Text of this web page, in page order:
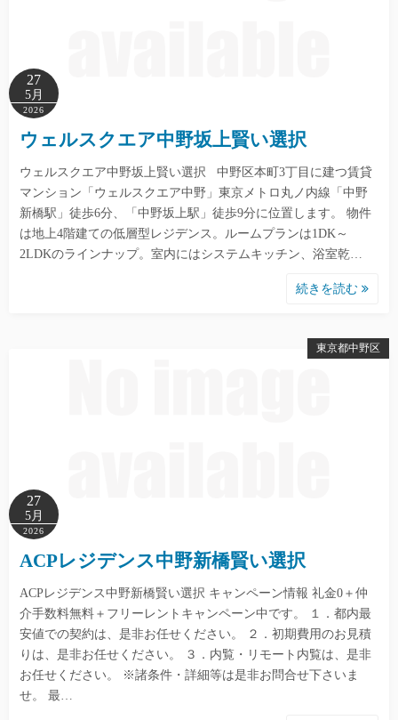
27
5月
2026
ウェルスクエア中野坂上賢い選択
ウェルスクエア中野坂上賢い選択 中野区本町3丁目に建つ賃貸
マンション「ウェルスクエア中野」東京メトロ丸ノ内線「中野
新橋駅」徒歩6分、「中野坂上駅」徒歩9分に位置します。 物件
は地上4階建ての低層型レジデンス。ルームプランは1DK～
2LDKのラインナップ。室内にはシステムキッチン、浴室乾…
続きを読む
東京都中野区
27
5月
2026
ACPレジデンス中野新橋賢い選択
ACPレジデンス中野新橋賢い選択 キャンペーン情報 礼金0＋仲
介手数料無料＋フリーレントキャンペーン中です。 １．都内最
安値での契約は、是非お任せください。 ２．初期費用のお見積
りは、是非お任せください。 ３．内覧・リモート内覧は、是非
お任せください。 ※諸条件・詳細等は是非お問合せ下さいま
せ。 最…